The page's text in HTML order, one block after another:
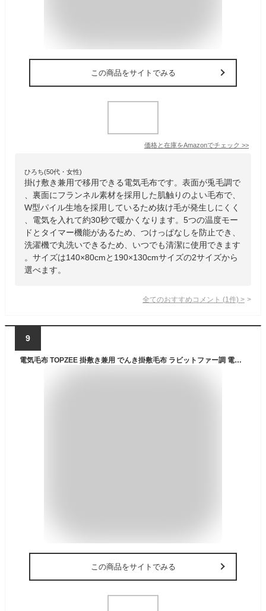
この商品をサイトでみる
価格と在庫をAmazonでチェック >>
ひろち(50代・女性)
掛け敷き兼用で移用できる電気毛布です。表面が兎毛調で
、裏面にフランネル素材を採用した肌触りのよい毛布で、
W型パイル生地を採用しているため抜け毛が発生しにくく
、電気を入れて約30秒で暖かくなります。5つの温度モー
ドとタイマー機能があるため、つけっぱなしを防止でき、
洗濯機で丸洗いできるため、いつでも清潔に使用できます
。サイズは140×80cmと190×130cmサイズの2サイズから
選べます。
全てのおすすめコメント (1 件) >
9
電気毛布 TOPZEE 掛敷き兼用 でんき掛敷毛布 ラビットファー調 電気ブランケット 1-9時間タイマー 10段階温度調節 188x130cm 電気もうふ 敷き 電気かけしき毛布 電気敷毛布 省エネ 暖房器具 ひざ掛け/肩掛け/掛け/敷き毛布 丸洗い可能 PSE認証済み
この商品をサイトでみる